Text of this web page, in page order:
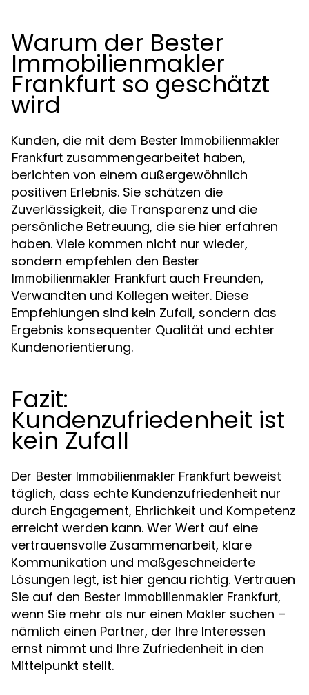
Warum der Bester
Immobilienmakler
Frankfurt so geschätzt
wird
Kunden, die mit dem Bester Immobilienmakler
Frankfurt zusammengearbeitet haben,
berichten von einem außergewöhnlich
positiven Erlebnis. Sie schätzen die
Zuverlässigkeit, die Transparenz und die
persönliche Betreuung, die sie hier erfahren
haben. Viele kommen nicht nur wieder,
sondern empfehlen den Bester
Immobilienmakler Frankfurt auch Freunden,
Verwandten und Kollegen weiter. Diese
Empfehlungen sind kein Zufall, sondern das
Ergebnis konsequenter Qualität und echter
Kundenorientierung.
Fazit:
Kundenzufriedenheit ist
kein Zufall
Der Bester Immobilienmakler Frankfurt beweist
täglich, dass echte Kundenzufriedenheit nur
durch Engagement, Ehrlichkeit und Kompetenz
erreicht werden kann. Wer Wert auf eine
vertrauensvolle Zusammenarbeit, klare
Kommunikation und maßgeschneiderte
Lösungen legt, ist hier genau richtig. Vertrauen
Sie auf den Bester Immobilienmakler Frankfurt,
wenn Sie mehr als nur einen Makler suchen –
nämlich einen Partner, der Ihre Interessen
ernst nimmt und Ihre Zufriedenheit in den
Mittelpunkt stellt.